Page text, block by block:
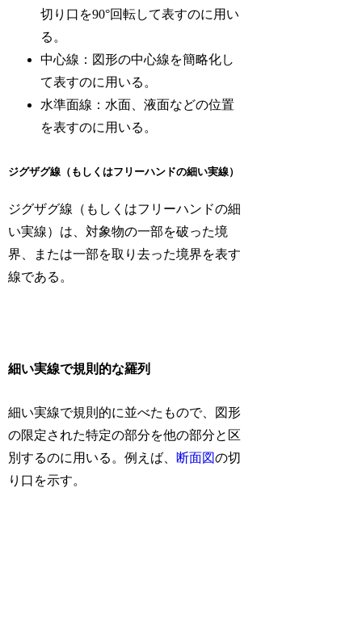
切り口を90°回転して表すのに用い
る。
中心線：図形の中心線を簡略化し
て表すのに用いる。
水準面線：水面、液面などの位置
を表すのに用いる。
ジグザグ線（もしくはフリーハンドの細い実線）
ジグザグ線（もしくはフリーハンドの細
い実線）は、対象物の一部を破った境
界、または一部を取り去った境界を表す
線である。
細い実線で規則的な羅列
細い実線で規則的に並べたもので、図形
の限定された特定の部分を他の部分と区
別するのに用いる。例えば、
断面図の切
り口を示す。